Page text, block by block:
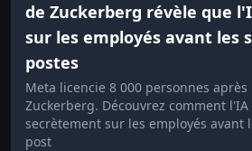
de Zuckerberg révèle que
sur les employés avant les
postes
Meta licencie 8 000 personnes
Zuckerberg. Découvrez comment
secrètement sur les employés avant
post